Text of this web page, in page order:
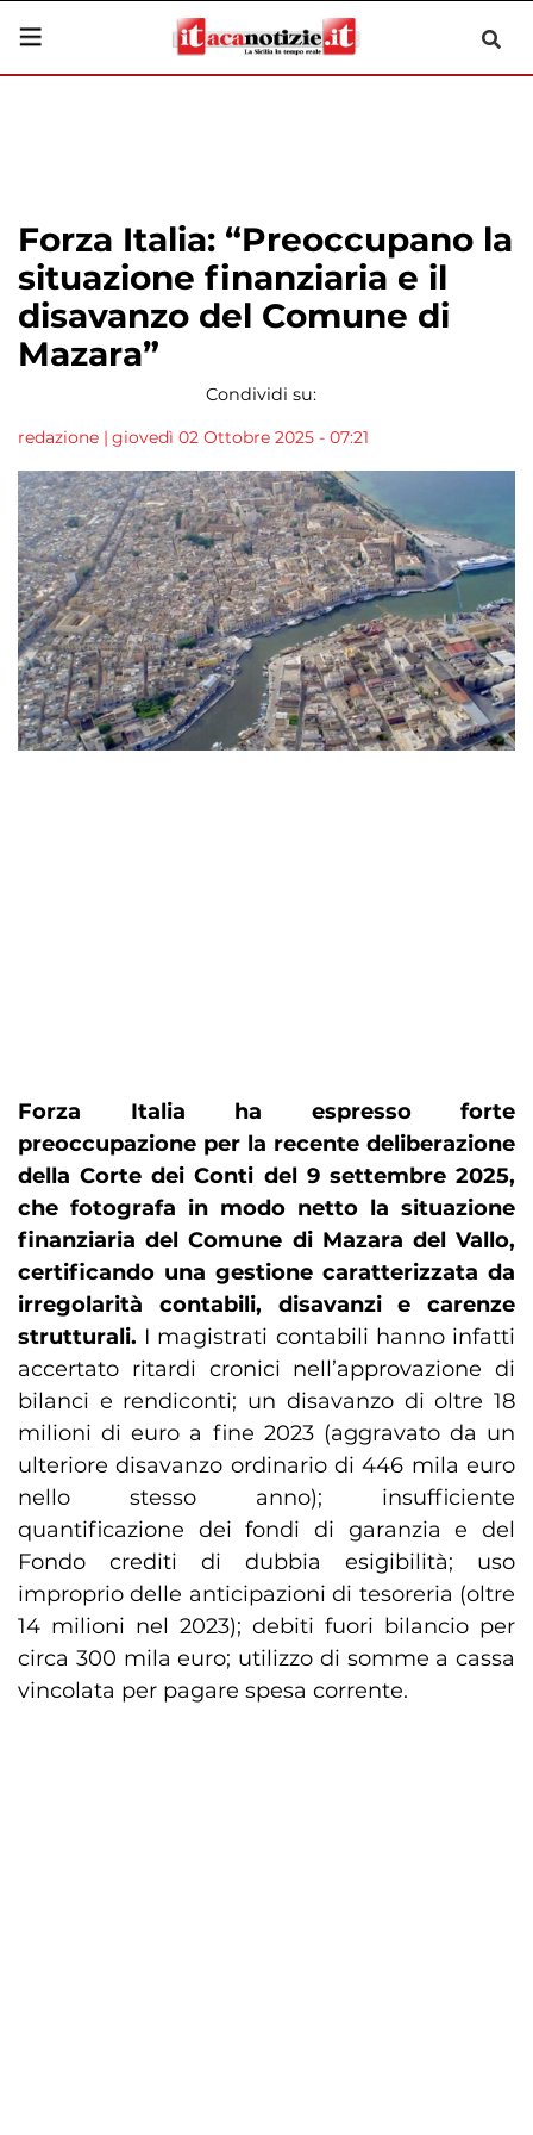
Forza Italia: “Preoccupano la
situazione finanziaria e il
disavanzo del Comune di
Mazara”
Condividi su:
redazione | giovedì 02 Ottobre 2025 - 07:21
Forza Italia ha espresso forte
preoccupazione per la recente deliberazione
della Corte dei Conti del 9 settembre 2025,
che fotografa in modo netto la situazione
finanziaria del Comune di Mazara del Vallo,
certificando una gestione caratterizzata da
irregolarità contabili, disavanzi e carenze
strutturali. I magistrati contabili hanno infatti
accertato ritardi cronici nell’approvazione di
bilanci e rendiconti; un disavanzo di oltre 18
milioni di euro a fine 2023 (aggravato da un
ulteriore disavanzo ordinario di 446 mila euro
nello stesso anno); insufficiente
quantificazione dei fondi di garanzia e del
Fondo crediti di dubbia esigibilità; uso
improprio delle anticipazioni di tesoreria (oltre
14 milioni nel 2023); debiti fuori bilancio per
circa 300 mila euro; utilizzo di somme a cassa
vincolata per pagare spesa corrente.